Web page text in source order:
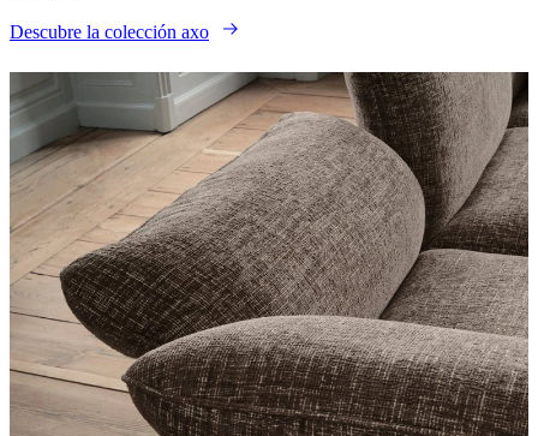
Descubre la colección axo